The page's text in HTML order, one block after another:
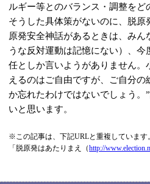
ルギー等とのバランス・調整をど
そうした具体策がないのに、脱原
原発安全神話があるときは、み
うな反対運動は記憶にない）、
任としか言いようがありません
えるのはご自由ですが、ご自分
か忘れたわけではないでしょう。
いと思います。
※この記事は、下記URLと重複しています
「脱原発はあたりまえ（http://www.elec